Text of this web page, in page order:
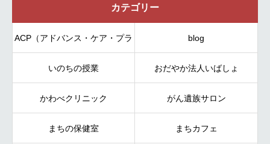
カテゴリー
ACP（アドバンス・ケア・プラ
ンニング）
blog
いのちの授業 おだやか法人いばしょ
かわべクリニック がん遺族サロン
まちの保健室 まちカフェ